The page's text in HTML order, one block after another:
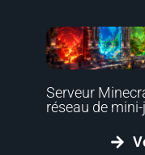
Serveur
réseau de